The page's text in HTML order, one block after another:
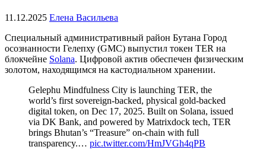
11.12.2025 Елена Васильева
Специальный административный район Бутана Город
осознанности Гелепху (GMC) выпустил токен TER на
блокчейне Solana. Цифровой актив обеспечен физическим
золотом, находящимся на кастодиальном хранении.
Gelephu Mindfulness City is launching TER, the
world’s first sovereign-backed, physical gold-backed
digital token, on Dec 17, 2025. Built on Solana, issued
via DK Bank, and powered by Matrixdock tech, TER
brings Bhutan’s “Treasure” on-chain with full
transparency.… pic.twitter.com/HmJVGh4qPB